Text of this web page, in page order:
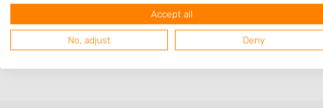
Accept all
No, adjust Deny